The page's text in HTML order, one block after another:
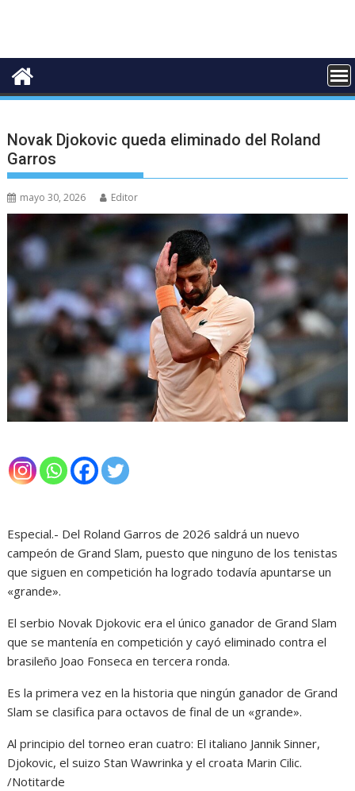
Novak Djokovic queda eliminado del Roland
Garros
mayo 30, 2026 Editor
Especial.- Del Roland Garros de 2026 saldrá un nuevo
campeón de Grand Slam, puesto que ninguno de los tenistas
que siguen en competición ha logrado todavía apuntarse un
«grande».
El serbio Novak Djokovic era el único ganador de Grand Slam
que se mantenía en competición y cayó eliminado contra el
brasileño Joao Fonseca en tercera ronda.
Es la primera vez en la historia que ningún ganador de Grand
Slam se clasifica para octavos de final de un «grande».
Al principio del torneo eran cuatro: El italiano Jannik Sinner,
Djokovic, el suizo Stan Wawrinka y el croata Marin Cilic.
/Notitarde